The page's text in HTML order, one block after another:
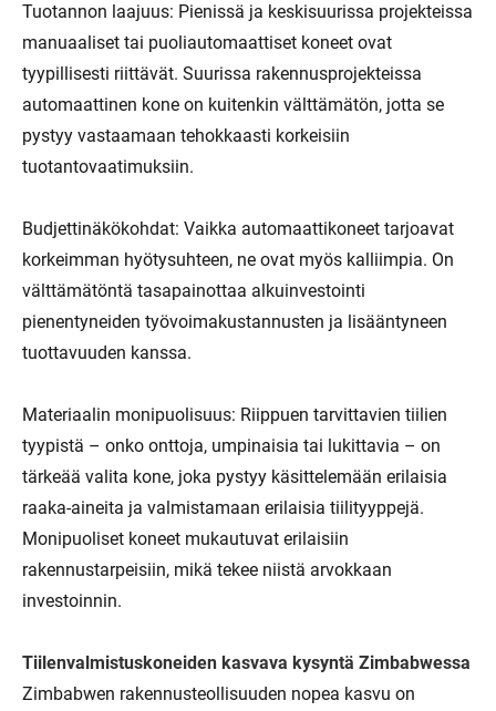
Tuotannon laajuus: Pienissä ja keskisuurissa projekteissa
manuaaliset tai puoliautomaattiset koneet ovat
tyypillisesti riittävät. Suurissa rakennusprojekteissa
automaattinen kone on kuitenkin välttämätön, jotta se
pystyy vastaamaan tehokkaasti korkeisiin
tuotantovaatimuksiin.
Budjettinäkökohdat: Vaikka automaattikoneet tarjoavat
korkeimman hyötysuhteen, ne ovat myös kalliimpia. On
välttämätöntä tasapainottaa alkuinvestointi
pienentyneiden työvoimakustannusten ja lisääntyneen
tuottavuuden kanssa.
Materiaalin monipuolisuus: Riippuen tarvittavien tiilien
tyypistä – onko onttoja, umpinaisia ​​tai lukittavia – on
tärkeää valita kone, joka pystyy käsittelemään erilaisia ​​
raaka-aineita ja valmistamaan erilaisia ​​tiilityyppejä.
Monipuoliset koneet mukautuvat erilaisiin
rakennustarpeisiin, mikä tekee niistä arvokkaan
investoinnin.
Tiilenvalmistuskoneiden kasvava kysyntä Zimbabwessa
Zimbabwen rakennusteollisuuden nopea kasvu on